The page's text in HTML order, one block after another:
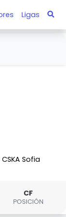
Ligas
CSKA Sofia
CF
POSICIÓN